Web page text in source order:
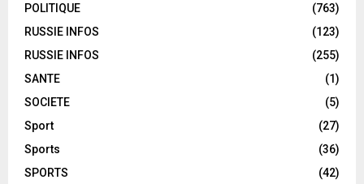
POLITIQUE
(763)
RUSSIE INFOS
(123)
RUSSIE INFOS
(255)
SANTE
(1)
SOCIETE
(5)
Sport
(27)
Sports
(36)
SPORTS
(42)